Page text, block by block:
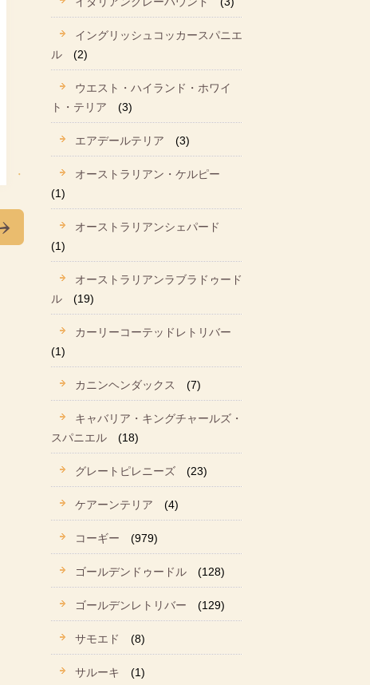
イングリッシュコッカースパニエ
ル
(2)
ウエスト・ハイランド・ホワイ
ト・テリア
(3)
エアデールテリア (3)
オーストラリアン・ケルピー
(1)
オーストラリアンシェパード
(1)
オーストラリアンラブラドゥード
ル
(19)
カーリーコーテッドレトリバー
(1)
カニンヘンダックス (7)
キャバリア・キングチャールズ・
スパニエル
(18)
グレートピレニーズ (23)
ケアーンテリア (4)
コーギー (979)
ゴールデンドゥードル (128)
ゴールデンレトリバー (129)
サモエド (8)
サルーキ (1)